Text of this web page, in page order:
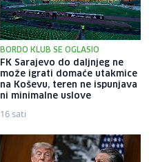
BORDO KLUB SE OGLASIO
FK Sarajevo do daljnjeg ne
može igrati domaće utakmice
na Koševu, teren ne ispunjava
ni minimalne uslove
16 sati